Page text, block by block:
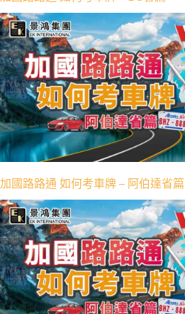
加國路路通 如何考車牌 – 阿伯達省篇